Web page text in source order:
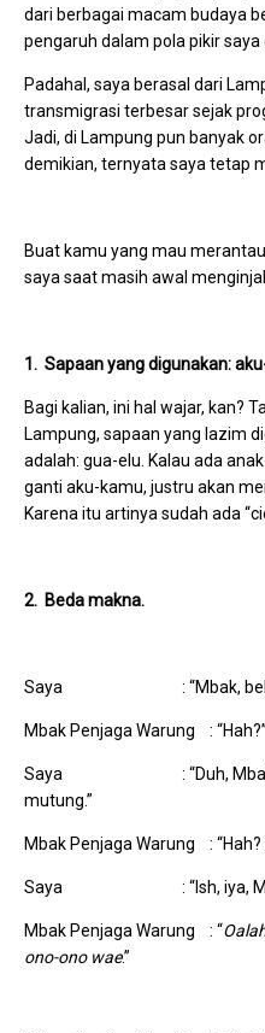
dari berbagai macam budaya
pengaruh dalam pola pikir saya
Padahal, saya berasal dari
transmigrasi terbesar sejak
Jadi, di Lampung pun banyak
demikian, ternyata saya tetap
Buat kamu yang mau
saya saat masih awal
1. Sapaan yang digunakan:
Bagi kalian, ini hal wajar, kan?
Lampung, sapaan yang lazim
adalah: gua-elu. Kalau ada
ganti aku-kamu, justru akan
Karena itu artinya sudah ada
2. Beda makna.
Saya : “Mbak, beli
Mbak Penjaga Warung : “Hah?”
Saya : “Duh, Mbak,
mutung.”
Mbak Penjaga Warung :
Saya : “Ish, iya, Mbak.
Mbak Penjaga Warung : “
ono-ono wae.”